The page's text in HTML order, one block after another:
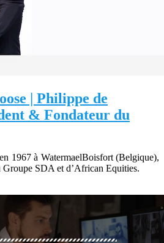
| Philippe de
& Fondateur du
1967 à WatermaelBoisfort (Belgique),
Groupe SDA et d’African Equities.